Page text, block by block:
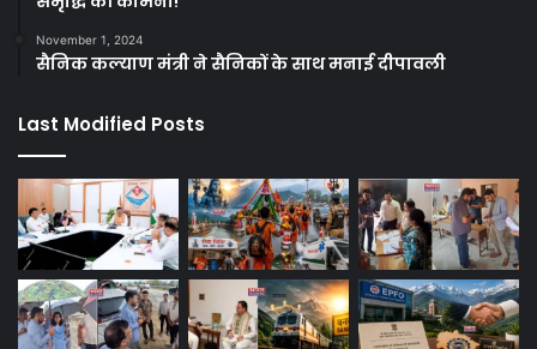
November 1, 2024
सैनिक कल्याण मंत्री ने सैनिकों के साथ मनाई दीपावली
Last Modified Posts